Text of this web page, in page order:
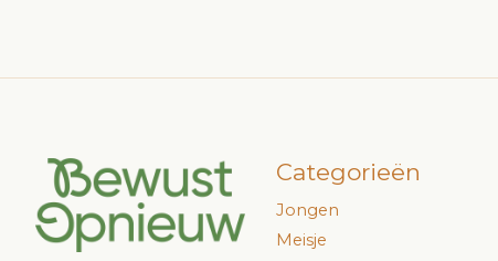
Categorieën
Jongen
Meisje